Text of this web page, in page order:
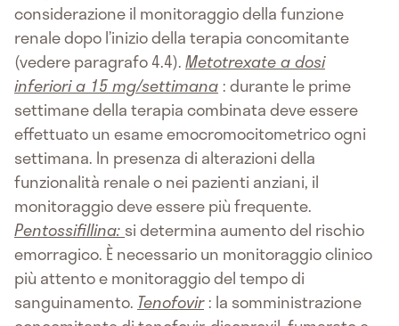
considerazione il monitoraggio della funzione
renale dopo l’inizio della terapia concomitante
(vedere paragrafo 4.4).Metotrexate a dosi
inferiori a 15 mg/settimana : durante le prime
settimane della terapia combinata deve essere
effettuato un esame emocromocitometrico ogni
settimana. In presenza di alterazioni della
funzionalità renale o nei pazienti anziani, il
monitoraggio deve essere più frequente.
Pentossifillina: si determina aumento del rischio
emorragico. È necessario un monitoraggio clinico
più attento e monitoraggio del tempo di
sanguinamento. Tenofovir : la somministrazione